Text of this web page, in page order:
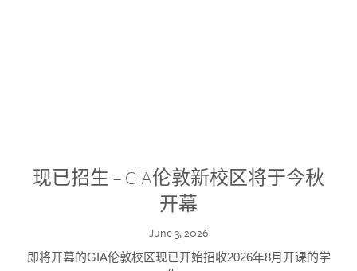
现已招生 – GIA伦敦新校区将于今秋
开幕
June 3, 2026
即将开幕的GIA伦敦校区现已开始招收2026年8月开课的学